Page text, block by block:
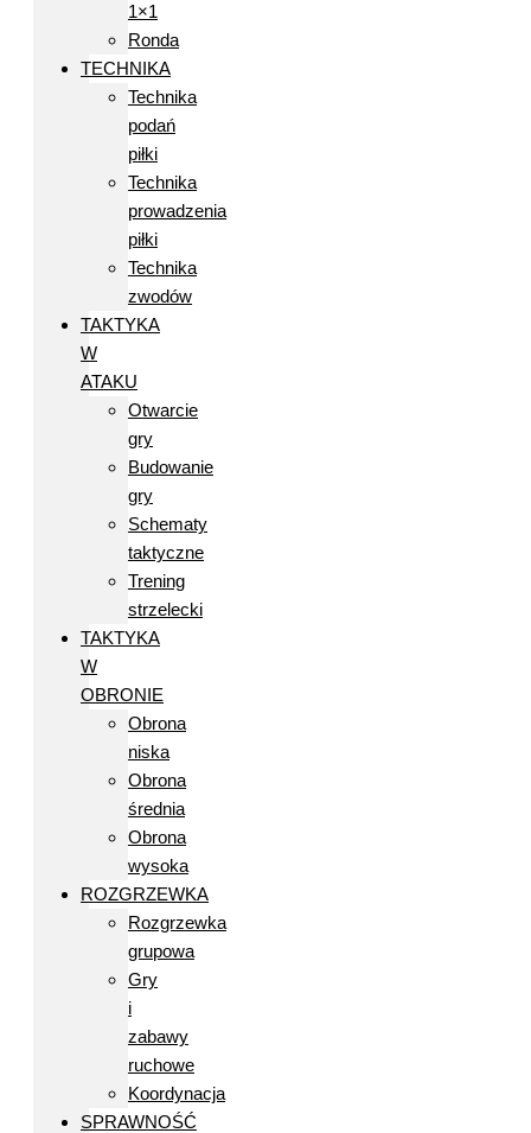
1×1
Ronda
TECHNIKA
Technika
podań
piłki
Technika
prowadzenia
piłki
Technika
zwodów
TAKTYKA
W
ATAKU
Otwarcie
gry
Budowanie
gry
Schematy
taktyczne
Trening
strzelecki
TAKTYKA
W
OBRONIE
Obrona
niska
Obrona
średnia
Obrona
wysoka
ROZGRZEWKA
Rozgrzewka
grupowa
Gry
i
zabawy
ruchowe
Koordynacja
SPRAWNOŚĆ